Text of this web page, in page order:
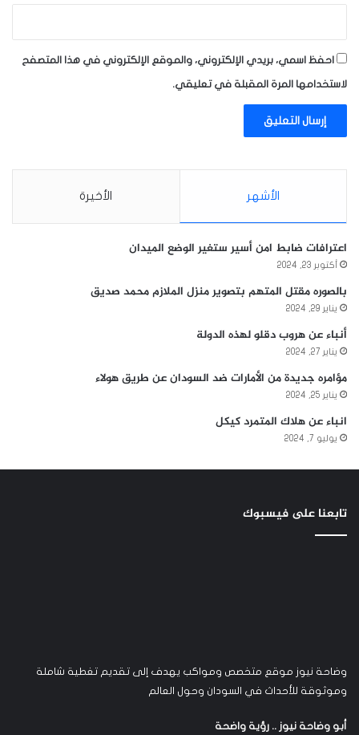
احفظ اسمي، بريدي الإلكتروني، والموقع الإلكتروني في هذا المتصفح
لاستخدامها المرة المقبلة في تعليقي.
الأشهر الأخيرة
اعترافات ضابط امن أسير ستغير الوضع الميدان
أكتوبر 23, 2024
بالصوره مقتل المتهم بتصوير منزل الملازم محمد صديق
يناير 29, 2024
أنباء عن هروب دقلو لهذه الدولة
يناير 27, 2024
مؤامره جديدة من الأمارات ضد السودان عن طريق هولاء
يناير 25, 2024
انباء عن هلاك المتمرد كيكل
يوليو 7, 2024
تابعنا على فيسبوك
وضاحة نيوز موقع متخصص ومواكب يهدف إلى تقديم تغطية شاملة
وموثوقة للأحداث في السودان وحول العالم
أبو وضاحة نيوز .. رؤية واضحة